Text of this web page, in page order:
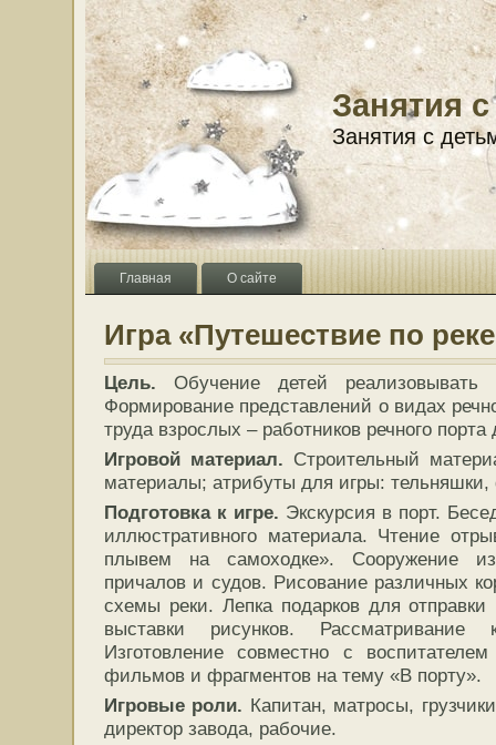
Занятия
Занятия с
Главная О сайте
Игра «Путешествие по
Цель. Обучение детей
Формирование представлений о видах
труда взрослых – работников речного
Игровой материал. Строительный
материалы; атрибуты для игры: тельняшки,
Подготовка к игре. Экскурсия в порт.
иллюстративного материала. Чтение
плывем на самоходке». Сооружение из
причалов и судов. Рисование различных
схемы реки. Лепка подарков для отправки
выставки рисунков. Рассматривание
Изготовление совместно с
фильмов и фрагментов на тему «В порту».
Игровые роли. Капитан, матросы,
директор завода, рабочие.